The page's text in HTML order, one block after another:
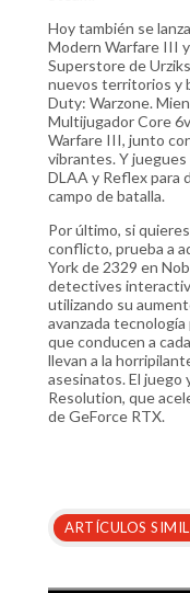
Hoy también se
Modern Warfare III
Superstore de
nuevos territorios y
Duty: Warzone.
Multijugador Core
Warfare III, junto
vibrantes. Y juegues
DLAA y Reflex para
campo de batalla.
Por último, si
conflicto, prueba a
York de 2329 en
detectives
utilizando su
avanzada
que conducen a
llevan a la
asesinatos. El juego
Resolution, que
de GeForce RTX.
ARTÍCULOS